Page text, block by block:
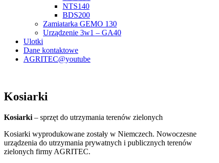
NTS140
BDS200
Zamiatarka GEMO 130
Urządzenie 3w1 – GA40
Ulotki
Dane kontaktowe
AGRITEC@youtube
Kosiarki
Kosiarki – sprzęt do utrzymania terenów zielonych
Kosiarki wyprodukowane zostały w Niemczech. Nowoczesne
urządzenia do utrzymania prywatnych i publicznych terenów
zielonych firmy AGRITEC.